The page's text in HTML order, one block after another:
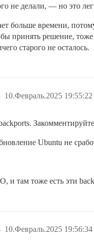
не делали, — но это
больше времени,
принять решение,
старого не осталось.
10.Февраль.2025 19:55:22
Ubuntu не
и там тоже есть эти
10.Февраль.2025 19:56:34